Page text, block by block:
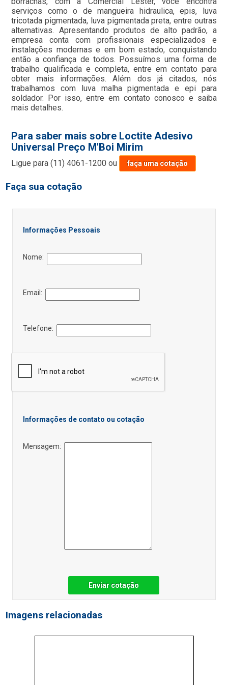
serviços como o de mangueira hidraulica, epis, luva
tricotada pigmentada, luva pigmentada preta, entre outras
alternativas. Apresentando produtos de alto padrão, a
empresa conta com profissionais especializados e
instalações modernas e em bom estado, conquistando
então a confiança de todos. Possuímos uma forma de
trabalho qualificada e completa, entre em contato para
obter mais informações. Além dos já citados, nós
trabalhamos com luva malha pigmentada e epi para
soldador. Por isso, entre em contato conosco e saiba
mais detalhes.
Para saber mais sobre Loctite Adesivo
Universal Preço M'Boi Mirim
Ligue para(11) 4061-1200 ou faça uma cotação
Faça sua cotação
Informações Pessoais
Nome:
Email:
Telefone:
Informações de contato ou cotação
Mensagem:
Enviar cotação
Imagens relacionadas